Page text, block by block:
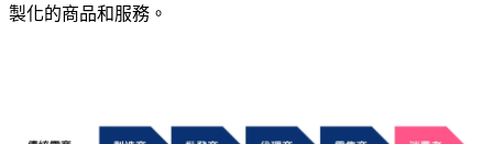
製化的商品和服務。